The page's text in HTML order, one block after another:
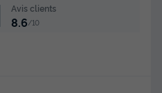
Avis clients
8.6/10